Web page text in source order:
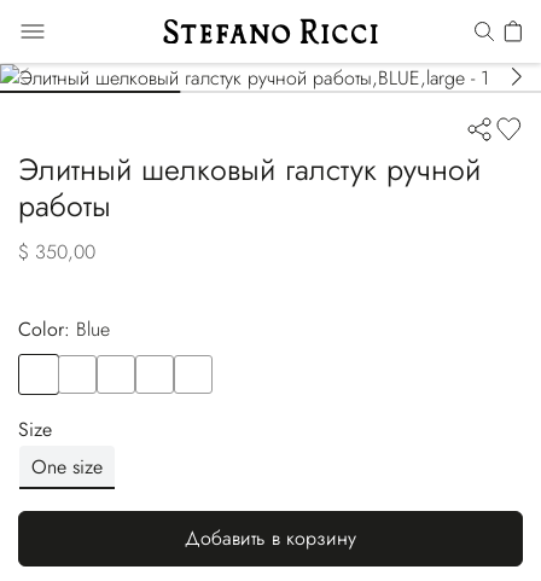
Элитный шелковый галстук ручной
работы
$ 350,00
Color:
blue
Size
One size
Добавить в корзину